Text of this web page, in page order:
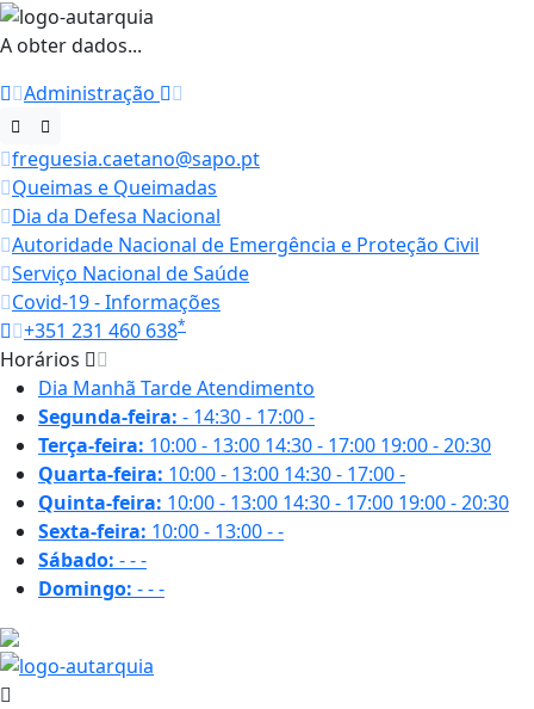
A obter dados...
Administração
freguesia.caetano@sapo.pt
Queimas e Queimadas
Dia da Defesa Nacional
Autoridade Nacional de Emergência e Proteção Civil
Serviço Nacional de Saúde
Covid-19 - Informações
+351 231 460 638*
Horários
Dia Manhã TardeAtendimento
Segunda-feira: - 14:30 - 17:00-
Terça-feira: 10:00 - 13:00 14:30 - 17:00 19:00 - 20:30
Quarta-feira: 10:00 - 13:00 14:30 - 17:00-
Quinta-feira: 10:00 - 13:00 14:30 - 17:00 19:00 - 20:30
Sexta-feira: 10:00 - 13:00--
Sábado: ---
Domingo: ---